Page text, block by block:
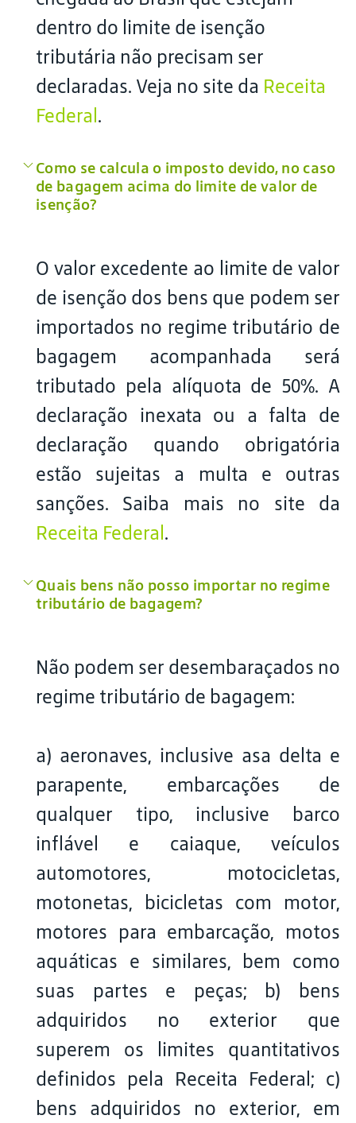
dentro do limite de isenção
tributária não precisam ser
declaradas. Veja no site da Receita
Federal .
Como se calcula o imposto devido, no caso
de bagagem acima do limite de valor de
isenção?
O valor excedente ao limite de valor
de isenção dos bens que podem ser
importados no regime tributário de
bagagem acompanhada será
tributado pela alíquota de 50%. A
declaração inexata ou a falta de
declaração quando obrigatória
estão sujeitas a multa e outras
sanções. Saiba mais no site da
Receita Federal .
Quais bens não posso importar no regime
tributário de bagagem?
Não podem ser desembaraçados no
regime tributário de bagagem:
a) aeronaves, inclusive asa delta e
parapente, embarcações de
qualquer tipo, inclusive barco
inflável e caiaque, veículos
automotores, motocicletas,
motonetas, bicicletas com motor,
motores para embarcação, motos
aquáticas e similares, bem como
suas partes e peças; b) bens
adquiridos no exterior que
superem os limites quantitativos
definidos pela Receita Federal; c)
bens adquiridos no exterior, em